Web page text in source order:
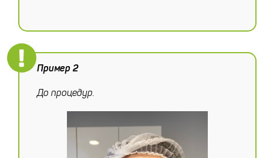
Пример 2
До процедур.